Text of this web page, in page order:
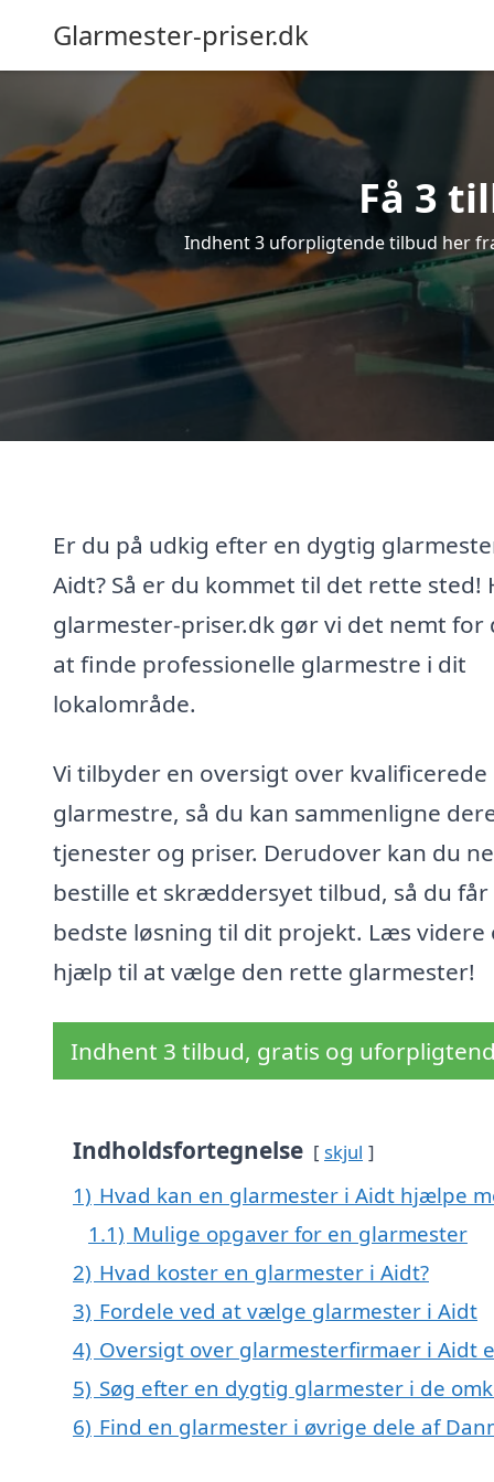
Glarmester-priser.dk
Få 3
Indhent 3 uforpligtende tilbud her
Er du på udkig efter en dygtig
Aidt? Så er du kommet til det rette sted!
glarmester-priser.dk gør vi det nemt for
at finde professionelle glarmestre i dit
lokalområde.
Vi tilbyder en oversigt over kvalificerede
glarmestre, så du kan sammenligne
tjenester og priser. Derudover kan du
bestille et skræddersyet tilbud, så du får
bedste løsning til dit projekt. Læs videre
hjælp til at vælge den rette glarmester!
Indhent 3 tilbud, gratis og
Indholdsfortegnelse skjul
1) Hvad kan en glarmester i Aidt hjælpe
1.1) Mulige opgaver for en glarmester
2) Hvad koster en glarmester i Aidt?
3) Fordele ved at vælge glarmester i Aidt
4) Oversigt over glarmesterfirmaer i Aidt
5) Søg efter en dygtig glarmester i de
6) Find en glarmester i øvrige dele af